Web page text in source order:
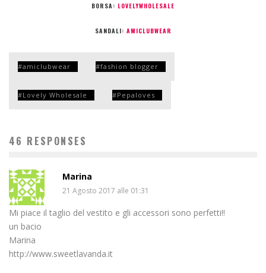
BORSA: LOVELYWHOLESALE
SANDALI: AMICLUBWEAR
amiclubwear fashion blogger
Lovely Wholesale Pepaloves
46 RESPONSES
Marina
21 Agosto 2017 alle 01:31
Mi piace il taglio del vestito e gli accessori sono perfetti!!
un bacio
Marina
http://www.sweetlavanda.it